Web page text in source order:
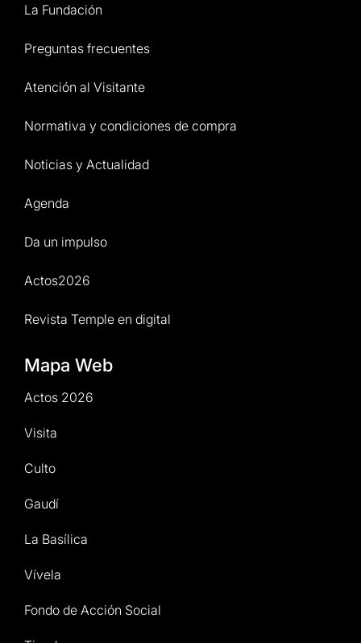
La Fundación
Preguntas frecuentes
Atención al Visitante
Normativa y condiciones de compra
Noticias y Actualidad
Agenda
Da un impulso
Actos2026
Revista Temple en digital
Mapa Web
Actos 2026
Visita
Culto
Gaudí
La Basílica
Vívela
Fondo de Acción Social